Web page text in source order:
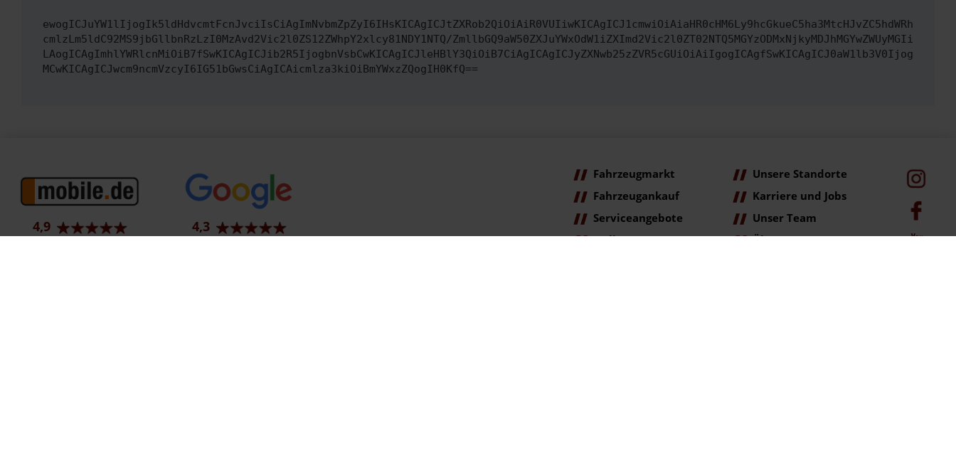
ewogICJuYW1lIjogIk5ldHdvcmtFcnJvciIsCiAgImNvbmZpZyI6IHsKICAgICJtZXRob2QiOiAiR0VUIiwKICAgICJ1cmwiOiAiaHR0cHM6Ly9hcGkueC5ha3MtcHJvZC5hdWRh
cmlzLm5ldC92MS9jbGllbnRzLzI0MzAvd2Vic2l0ZS12ZWhpY2xlcy81NDY1NTQ/ZmllbGQ9aW50ZXJuYWxOdW1iZXImd2Vic2l0ZT02NTQ5MGYzODMxNjkyMDJhMGYwZWUyMGIi
LAogICAgImhlYWRlcnMiOiB7fSwKICAgICJib2R5IjogbnVsbCwKICAgICJleHBlY3QiOiB7CiAgICAgICJyZXNwb25zZVR5cGUiOiAiIgogICAgfSwKICAgICJ0aW1lb3V0Ijog
MCwKICAgICJwcm9ncmVzcyI6IG51bGwsCiAgICAicmlza3kiOiBmYWxzZQogIH0KfQ==
4,9 4,3
Fahrzeugmarkt
Fahrzeugankauf
Serviceangebote
Online
Unsere Standorte
Karriere und Jobs
Unser Team
Über Uns